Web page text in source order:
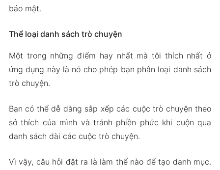
bảo mật.
Thể loại danh sách trò chuyện
Một trong những điểm hay nhất mà tôi thích nhất ở
ứng dụng này là nó cho phép bạn phân loại danh sách
trò chuyện.
Bạn có thể dễ dàng sắp xếp các cuộc trò chuyện theo
sở thích của mình và tránh phiền phức khi cuộn qua
danh sách dài các cuộc trò chuyện.
Vì vậy, câu hỏi đặt ra là làm thế nào để tạo danh mục.